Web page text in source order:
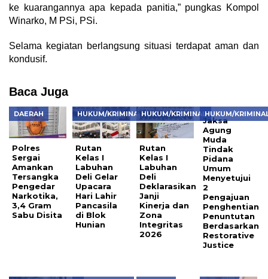
ke kuarangannya apa kepada panitia,” pungkas Kompol
Winarko, M PSi, PSi.
Selama kegiatan berlangsung situasi terdapat aman dan
kondusif.
Baca Juga
DAERAH
Polres
Sergai
Amankan
Tersangka
Pengedar
Narkotika,
3,4 Gram
Sabu Disita
HUKUM/KRIMINAL
Rutan
Kelas I
Labuhan
Deli Gelar
Upacara
Hari Lahir
Pancasila
di Blok
Hunian
HUKUM/KRIMINAL
Rutan
Kelas I
Labuhan
Deli
Deklarasikan
Janji
Kinerja dan
Zona
Integritas
2026
HUKUM/
Jaksa
Agung
Muda
Tindak
Pidana
Umum
Menyetujui
2
Pengajuan
Penghentian
Penuntutan
Berdasarkan
Restorative
Justice